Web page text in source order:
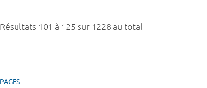
Résultats 101 à 125 sur 1228 au total
PAGES